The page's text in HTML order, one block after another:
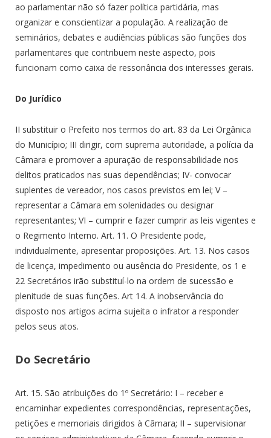
ao parlamentar não só fazer política partidária, mas
organizar e conscientizar a população. A realização de
seminários, debates e audiências públicas são funções dos
parlamentares que contribuem neste aspecto, pois
funcionam como caixa de ressonância dos interesses gerais.
Do Jurídico
II substituir o Prefeito nos termos do art. 83 da Lei Orgânica
do Município; III dirigir, com suprema autoridade, a polícia da
Câmara e promover a apuração de responsabilidade nos
delitos praticados nas suas dependências; IV- convocar
suplentes de vereador, nos casos previstos em lei; V –
representar a Câmara em solenidades ou designar
representantes; VI – cumprir e fazer cumprir as leis vigentes e
o Regimento Interno. Art. 11. O Presidente pode,
individualmente, apresentar proposições. Art. 13. Nos casos
de licença, impedimento ou ausência do Presidente, os 1 e
22 Secretários irão substituí-lo na ordem de sucessão e
plenitude de suas funções. Art 14. A inobservância do
disposto nos artigos acima sujeita o infrator a responder
pelos seus atos.
Do Secretário
Art. 15. São atribuições do 1º Secretário: I – receber e
encaminhar expedientes correspondências, representações,
petições e memoriais dirigidos à Câmara; II – supervisionar